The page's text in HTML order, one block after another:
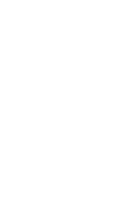
para
los